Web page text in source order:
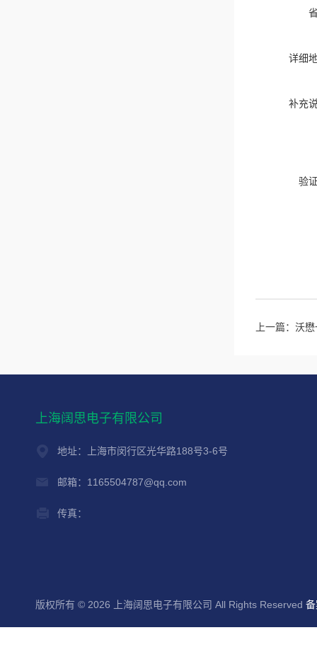
详细
补充
验
上一篇： 沃懋
上海阔思电子有限公司
地址：上海市闵行区光华路188号3-6号
邮箱：1165504787@qq.com
传真：
版权所有 © 2026 上海阔思电子有限公司 All Rights Reserved